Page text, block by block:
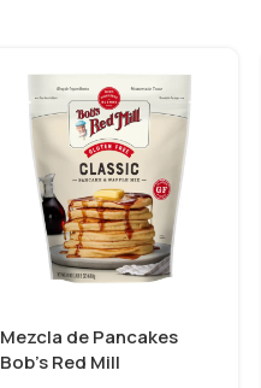
Mezcla de Pancakes
Bob’s Red Mill